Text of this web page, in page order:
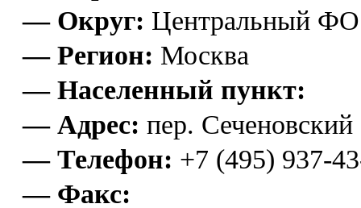
— Округ: Центральный ФО
— Регион: Москва
— Населенный пункт:
— Адрес: пер.
— Телефон: +7 (495) 937-
— Факс: